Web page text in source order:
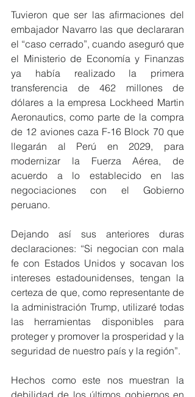
Tuvieron que ser las afirmaciones del
embajador Navarro las que declararan
el “caso cerrado”, cuando aseguró que
el Ministerio de Economía y Finanzas
ya había realizado la primera
transferencia de 462 millones de
dólares a la empresa Lockheed Martin
Aeronautics, como parte de la compra
de 12 aviones caza F-16 Block 70 que
llegarán al Perú en 2029, para
modernizar la Fuerza Aérea, de
acuerdo a lo establecido en las
negociaciones con el Gobierno
peruano.
Dejando así sus anteriores duras
declaraciones: “Si negocian con mala
fe con Estados Unidos y socavan los
intereses estadounidenses, tengan la
certeza de que, como representante de
la administración Trump, utilizaré todas
las herramientas disponibles para
proteger y promover la prosperidad y la
seguridad de nuestro país y la región”.
Hechos como este nos muestran la
debilidad de los últimos gobiernos en